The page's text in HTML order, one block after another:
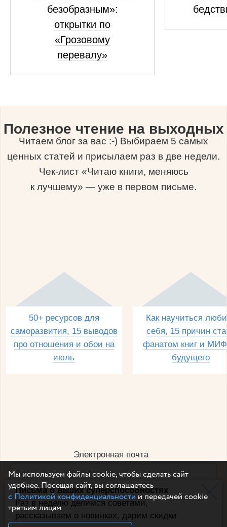
Письма о ваших суперспособностях
Раз в неделю делимся советами,
рассказываем о новинках, дарим скидки
безобразным»:
открытки по
«Грозовому
перевалу»
Полезное чтение на выходных
Читаем блог за вас :-) Выбираем 5 самых
ценных статей и присылаем раз в две недели.
Чек-лист «Читаю книги, меняюсь
к лучшему» — уже в первом письме.
50+ ресурсов для
саморазвития, 15 выводов
про отношения и обои на
июль
Как научиться
себя, 15 причин
фанатом книг и
будущего
Электронная почта
Например, dulsineya@gmail.com
Без спама и смс
Подписаться
Мы используем файлы cookie, чтобы сделать сайт
удобнее. Посещая сайт, вы соглашаетесь
с Политикой конфиденциальностии передачей cookie
третьим лицам